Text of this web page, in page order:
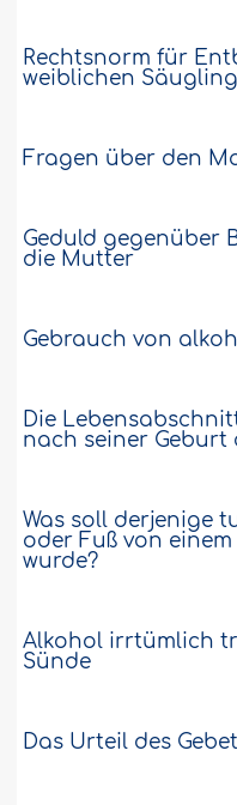
Rechtsnorm für
weiblichen
Fragen über den
Geduld gegenüber
die Mutter
Gebrauch von
Die
nach seiner
Was soll derjenige
oder Fuß von
wurde?
Alkohol irrtümlich
Sünde
Das Urteil des